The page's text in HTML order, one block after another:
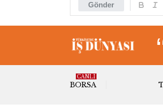
Gönder
BORSA
CANLI